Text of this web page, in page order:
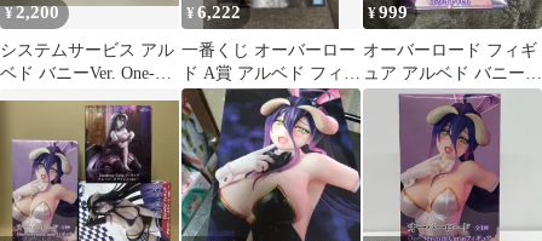
¥2,200
システムサービス アル
ベド バニーVer. One-
ア オーバーロード
¥6,222
一番くじ オーバーロー
ド A賞 アルベド フィギ
ュア
¥999
オーバーロード フィギ
ュア アルベド バニーホ
ワイト